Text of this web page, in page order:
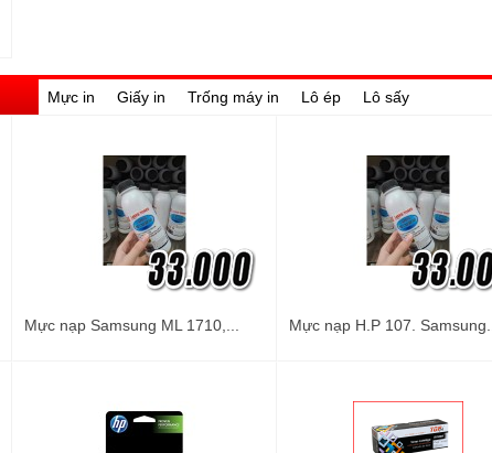
Mực in Giấy in Trống máy in Lô ép Lô sấy
Mực nạp Samsung ML 1710,... Mực nạp H.P 107. Samsung...